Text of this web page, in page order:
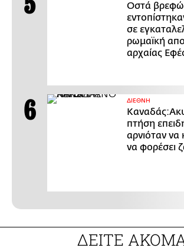
Οστά
σε
ρωμαϊκή
αρχαίας
ΔΙΕΘΝΗ
πτήση
αρνιόταν να
να φορέσει
ΔΕΙΤΕ